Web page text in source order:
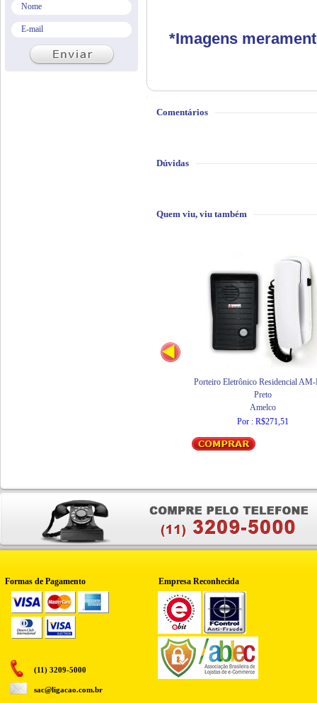
*Imagens
Comentários
Dúvidas
Quem viu, viu também
Porteiro Eletrônico Residencial
Preto
Amelco
Por : R$271,51
Formas de Pagamento Empresa Reconhecida
(11) 3209-5000
sac@ligacao.com.br